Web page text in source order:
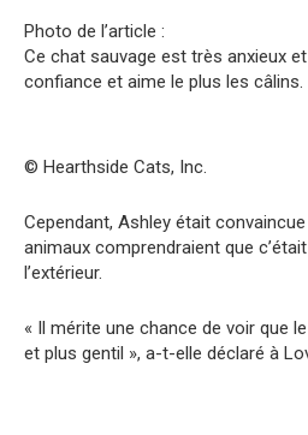
Photo de l’article :
Ce chat sauvage est très anxieux et
confiance et aime le plus les câlins.
© Hearthside Cats, Inc.
Cependant, Ashley était
animaux comprendraient que
l’extérieur.
« Il mérite une chance de voir que
et plus gentil », a-t-elle déclaré à